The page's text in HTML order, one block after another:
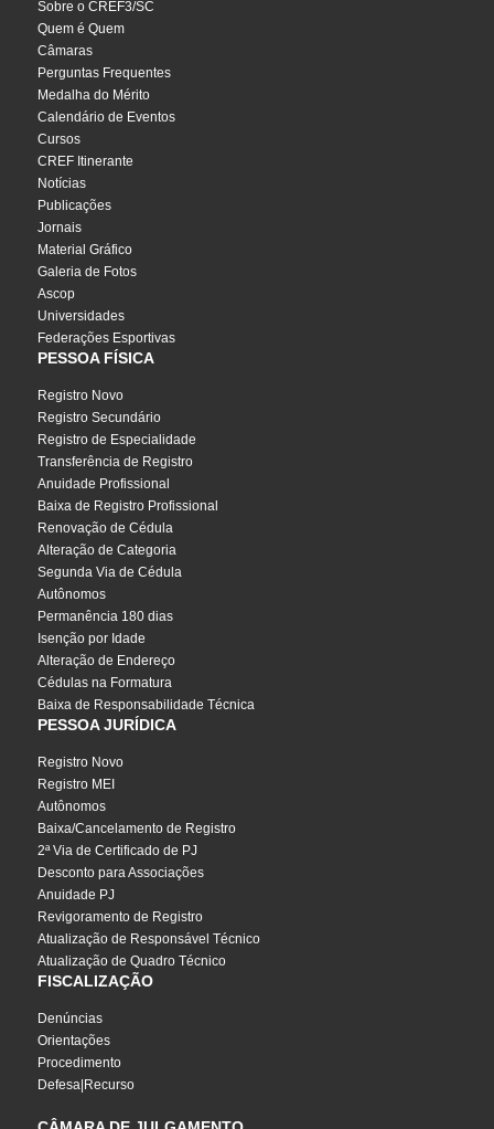
Sobre o CREF3/SC
Quem é Quem
Câmaras
Perguntas Frequentes
Medalha do Mérito
Calendário de Eventos
Cursos
CREF Itinerante
Notícias
Publicações
Jornais
Material Gráfico
Galeria de Fotos
Ascop
Universidades
Federações Esportivas
PESSOA FÍSICA
Registro Novo
Registro Secundário
Registro de Especialidade
Transferência de Registro
Anuidade Profissional
Baixa de Registro Profissional
Renovação de Cédula
Alteração de Categoria
Segunda Via de Cédula
Autônomos
Permanência 180 dias
Isenção por Idade
Alteração de Endereço
Cédulas na Formatura
Baixa de Responsabilidade Técnica
PESSOA JURÍDICA
Registro Novo
Registro MEI
Autônomos
Baixa/Cancelamento de Registro
2ª Via de Certificado de PJ
Desconto para Associações
Anuidade PJ
Revigoramento de Registro
Atualização de Responsável Técnico
Atualização de Quadro Técnico
FISCALIZAÇÃO
Denúncias
Orientações
Procedimento
Defesa|Recurso